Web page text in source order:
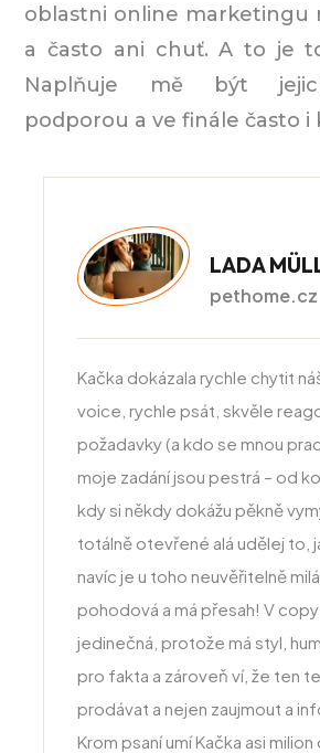
oblastni online marketingu
a často ani chuť. A to je
Naplňuje mě být
podporou a ve finále často i
LADA
pethome.cz
Kačka dokázala rychle chytit
voice, rychle psát, skvěle
požadavky (a kdo se mnou
moje zadání jsou pestrá – od
kdy si někdy dokážu pěkně
totálně otevřené alá udělej to,
navíc je u toho neuvěřitelně
pohodová a má přesah! V
jedinečná, protože má styl,
pro fakta a zároveň ví, že ten
prodávat a nejen zaujmout a
Krom psaní umí Kačka asi